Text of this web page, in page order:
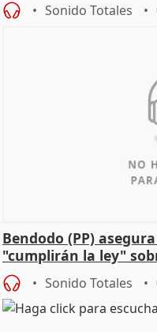
Sonido Totales
Bendodo (PP)
"cumplirán la ley"
Sonido Totales